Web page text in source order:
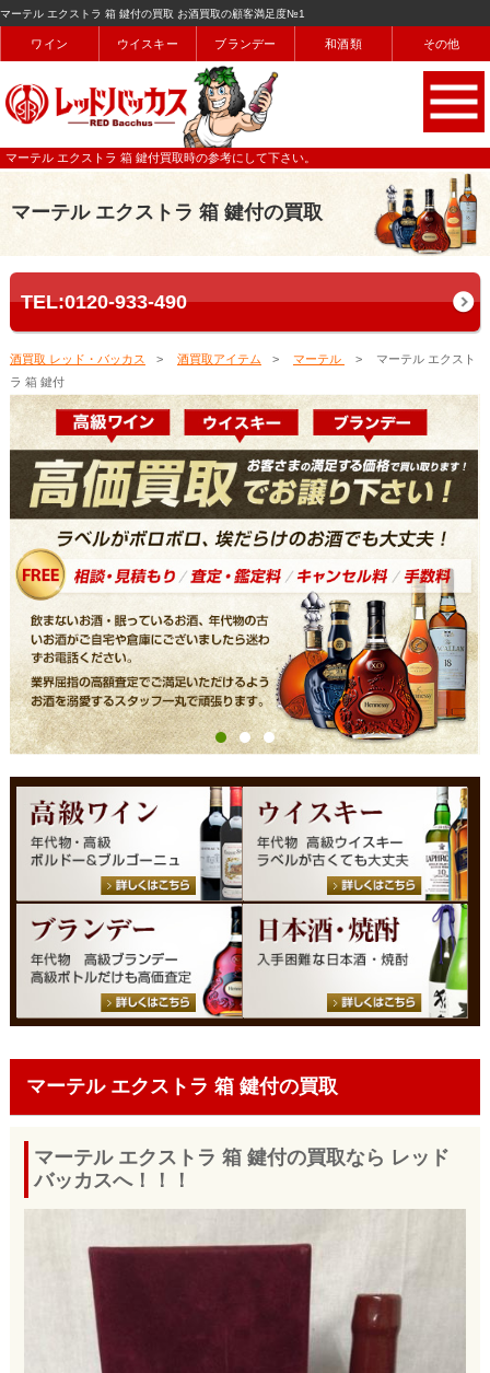
マーテル エクストラ 箱 鍵付の買取 お酒買取の顧客満足度№1
ワイン ウイスキー ブランデー 和酒類 その他
マーテル エクストラ 箱 鍵付買取時の参考にして下さい。
マーテル エクストラ 箱 鍵付の買取
TEL:0120-933-490
酒買取 レッド・バッカス 酒買取アイテム マーテル
マーテル エクスト
ラ 箱 鍵付
マーテル エクストラ 箱 鍵付の買取
マーテル エクストラ 箱 鍵付の買取なら レッド
バッカスへ！！！